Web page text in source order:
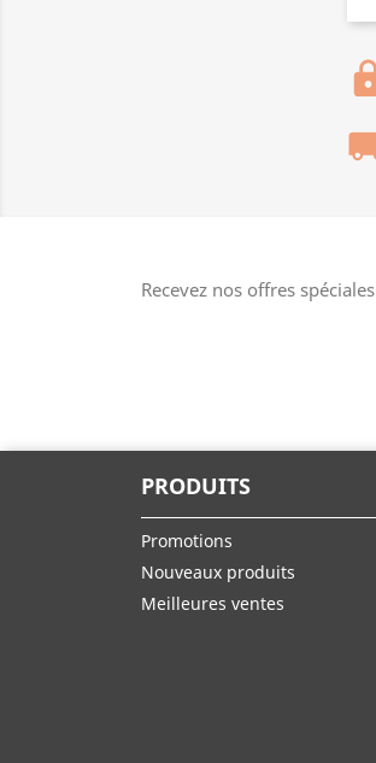
Recevez nos offres spéciales
PRODUITS
Promotions
Nouveaux produits
Meilleures ventes